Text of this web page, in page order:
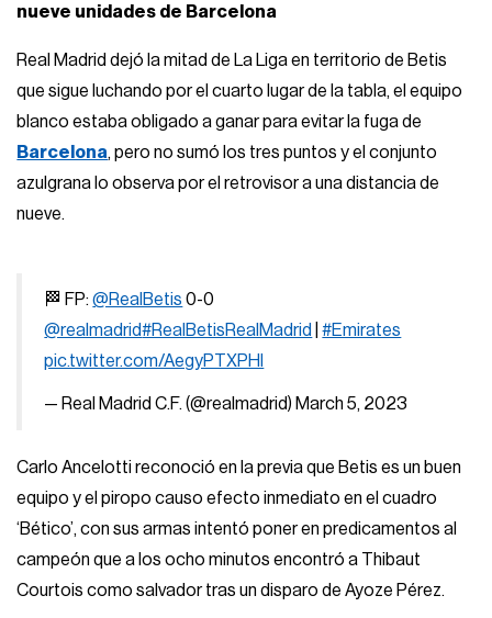
nueve unidades de Barcelona
Real Madrid dejó la mitad de La Liga en territorio de Betis
que sigue luchando por el cuarto lugar de la tabla, el equipo
blanco estaba obligado a ganar para evitar la fuga de
Barcelona, pero no sumó los tres puntos y el conjunto
azulgrana lo observa por el retrovisor a una distancia de
nueve.
🏁 FP:@RealBetis 0-0
@realmadrid#RealBetisRealMadrid |#Emirates
pic.twitter.com/AegyPTXPHl
— Real Madrid C.F. (@realmadrid) March 5, 2023
Carlo Ancelotti reconoció en la previa que Betis es un buen
equipo y el piropo causo efecto inmediato en el cuadro
‘Bético’, con sus armas intentó poner en predicamentos al
campeón que a los ocho minutos encontró a Thibaut
Courtois como salvador tras un disparo de Ayoze Pérez.